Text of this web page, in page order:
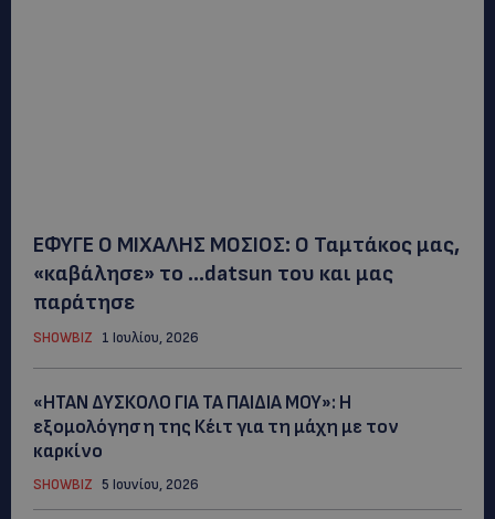
ΕΦΥΓΕ Ο ΜΙΧΑΛΗΣ ΜΟΣΙΟΣ: Ο Ταμτάκος μας,
«καβάλησε» το …datsun του και μας
παράτησε
SHOWBIZ 1 Ιουλίου, 2026
«ΗΤΑΝ ΔΥΣΚΟΛΟ ΓΙΑ ΤΑ ΠΑΙΔΙΑ ΜΟΥ»: Η
εξομολόγηση της Κέιτ για τη μάχη με τον
καρκίνο
SHOWBIZ 5 Ιουνίου, 2026